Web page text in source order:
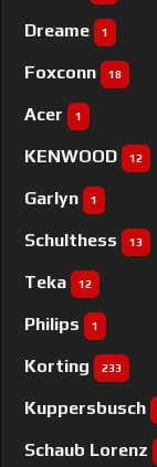
Dreame 1
Foxconn 18
Acer 1
KENWOOD 12
Garlyn 1
Schulthess 13
Teka 12
Philips 1
Korting 233
Kuppersbusch
Schaub Lorenz